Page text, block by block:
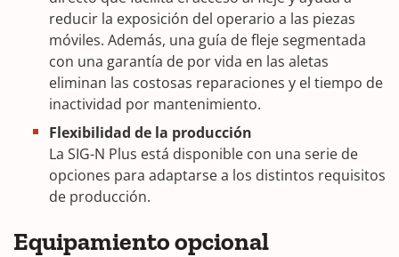
reducir la exposición del operario a las piezas
móviles. Además, una guía de fleje segmentada
con una garantía de por vida en las aletas
eliminan las costosas reparaciones y el tiempo de
inactividad por mantenimiento.
Flexibilidad de la producción
La SIG-N Plus está disponible con una serie de
opciones para adaptarse a los distintos requisitos
de producción.
Equipamiento opcional